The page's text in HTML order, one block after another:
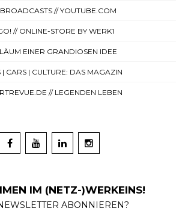
// YOUTUBE.COM
// ONLINE-STORE BY WERK1
EINER GRANDIOSEN IDEE
CARS | CULTURE: DAS MAGAZIN
// LEGENDEN LEBEN
IM (NETZ-)WERKEINS!
ABONNIEREN?